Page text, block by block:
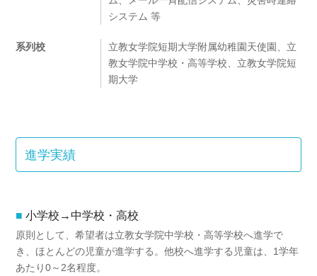
システム 等
系列校
立教女学院短期大学附属幼稚園天使園、立
教女学院中学校・高等学校、立教女学院短
期大学
進学実績
小学校→中学校・高校
原則として、希望者は立教女学院中学校・高等学校へ進学で
き、ほとんどの児童が進学する。他校へ進学する児童は、1学年
あたり0～2名程度。